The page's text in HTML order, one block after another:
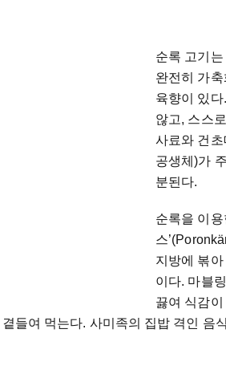
순록 고기
완전히 가
육향이 있
않고, 스스
사료와 건
공생체)가
분된다.
순록을 이용
스
지방에 볶
이다. 마블
끓여 식감
곁들여 먹는다. 사미족의 집밥 격인 음